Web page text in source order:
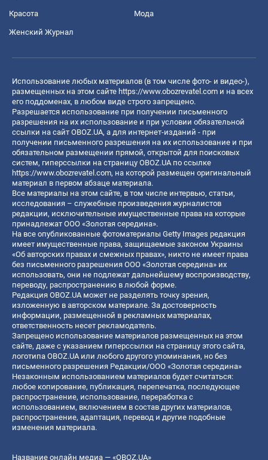
Красота Мода
Женский Журнал
Использование любых материалов (в том числе фото- и видео-),
размещенных на этом сайте https://www.obozrevatel.com и на всех
его поддоменах, в любом виде строго запрещено.
Разрешается использование при получении письменного
разрешения на их использование и при условии обязательной
ссылки на сайт OBOZ.UA, а для интернет-изданий - при
получении письменного разрешения на их использование и при
обязательном размещении прямой, открытой для поисковых
систем, гиперссылки на страницу OBOZ.UA по ссылке
https://www.obozrevatel.com, на которой размещен оригинальный
материал в первом абзаце материала.
Все материалы на этом сайте, в том числе интервью, статьи,
исследования – служебные произведения журналистов
редакции, исключительные имущественные права на которые
принадлежат ООО «Золотая середина».
На все опубликованные фотоматериалы Getty Images редакция
имеет имущественные права, защищаемые законом Украины
«Об авторских правах и смежных правах», никто не имеет права
без письменного разрешения ООО «Золотая середина» их
использовать, они не подлежат дальнейшему воспроизводству,
переводу, распространению в любой форме.
Редакция OBOZ.UA может не разделять точку зрения,
изложенную в авторском материале. За достоверность
информации, размещенной в рекламных материалах,
ответственность несет рекламодатель.
Запрещено использование материалов размещенных на этом
сайте, даже с указанием гиперссылки на страницу этого сайта,
логотипа OBOZ.UA или любого другого упоминания, но без
письменного разрешения Редакции/ООО «Золотая середина»
Незаконным использованием материалов будет считаться:
любое копирование, публикация, перепечатка, последующее
распространение, использование, переработка с
использованием, включением в состав других материалов,
распространение, адаптация, перевод и другие подобные
изменения материала.
Название онлайн медиа — «OBOZ.UA»